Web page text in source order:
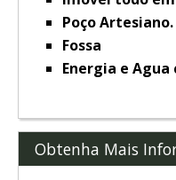
Poço Artesiano.
Fossa
Energia e Agua
Obtenha Mais